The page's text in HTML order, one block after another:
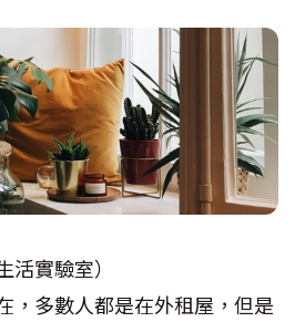
活實驗室）
，多數人都是在外租屋，但是